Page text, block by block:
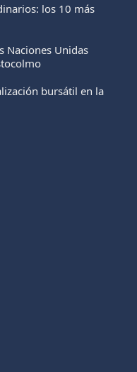
los 10 más
Naciones Unidas
bursátil en la